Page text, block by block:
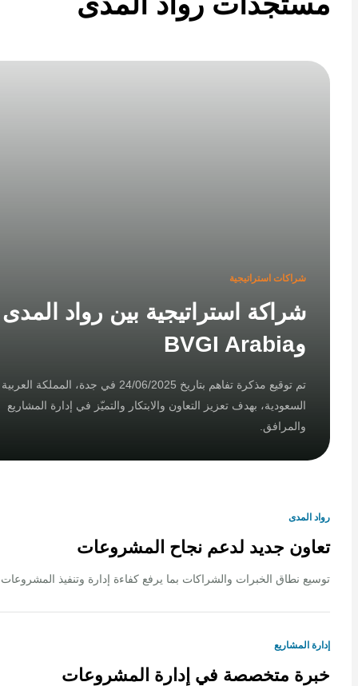
شراكات استراتيجية
شراكة استراتيجية بين رواد المدى
تم توقيع مذكرة تفاهم بتاريخ 24/06/2025 في جدة، المملكة العربية
السعودية، بهدف تعزيز التعاون والابتكار والتميّز في إدارة المشاريع
جديد لدعم نجاح المشروعات
نطاق الخبرات والشراكات بما يرفع كفاءة إدارة وتنفيذ المشروعات.
المشاريع
متخصصة في إدارة المشروعات